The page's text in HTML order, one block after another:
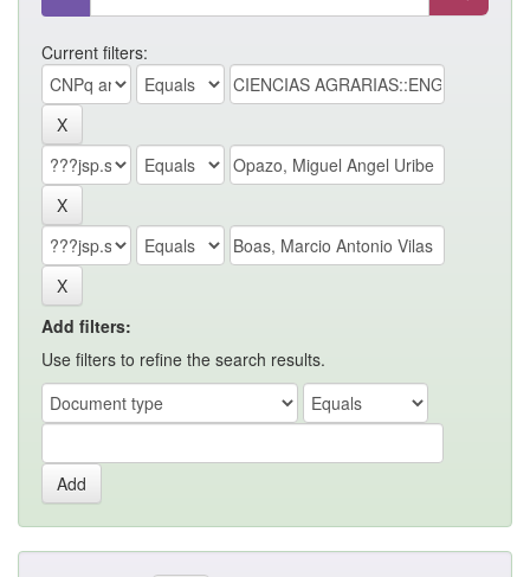
Current filters:
Add filters:
Use filters to refine the search results.